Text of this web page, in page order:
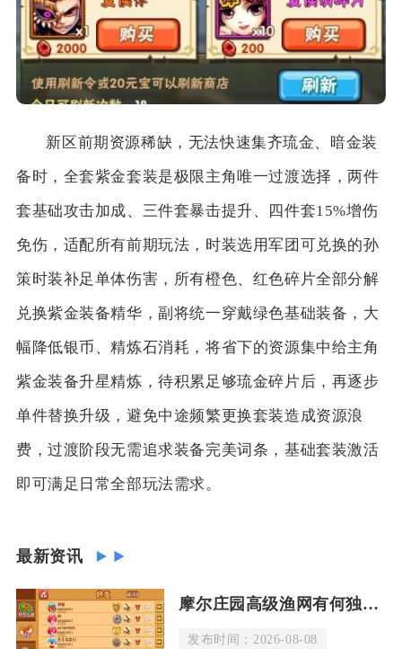
新区前期资源稀缺，无法快速集齐琉金、暗金装
备时，全套紫金套装是极限主角唯一过渡选择，两件
套基础攻击加成、三件套暴击提升、四件套15%增伤
免伤，适配所有前期玩法，时装选用军团可兑换的孙
策时装补足单体伤害，所有橙色、红色碎片全部分解
兑换紫金装备精华，副将统一穿戴绿色基础装备，大
幅降低银币、精炼石消耗，将省下的资源集中给主角
紫金装备升星精炼，待积累足够琉金碎片后，再逐步
单件替换升级，避免中途频繁更换套装造成资源浪
费，过渡阶段无需追求装备完美词条，基础套装激活
即可满足日常全部玩法需求。
最新资讯
摩尔庄园高级渔网有何独特之处
发布时间：2026-08-08